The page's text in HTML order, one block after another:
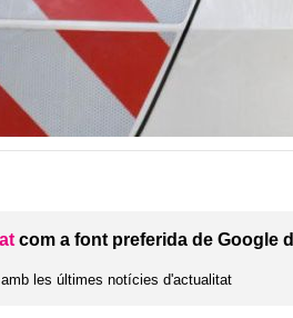
com a font preferida de Google
les últimes notícies d'actualitat